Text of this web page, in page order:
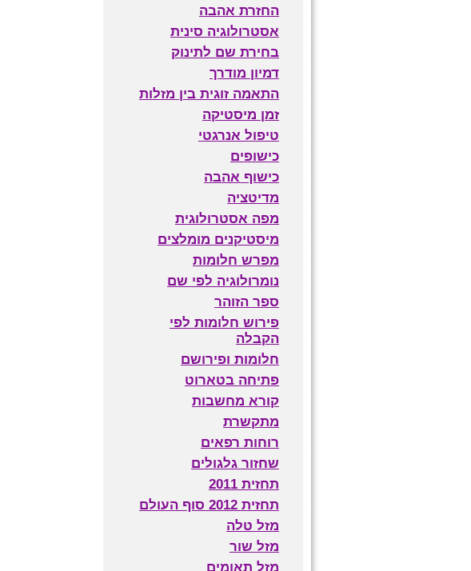
החזרת אהבה
אסטרולוגיה סינית
בחירת שם לתינוק
דמיון מודרך
התאמה זוגית בין מזלות
זמן מיסטיקה
טיפול אנרגטי
כישופים
כישוף אהבה
מדיטציה
מפה אסטרולוגית
מיסטיקנים מומלצים
מפרש חלומות
נומרולוגיה לפי שם
ספר הזוהר
פירוש חלומות לפי
הקבלה
חלומות ופירושם
פתיחה בטארוט
קורא מחשבות
מתקשרת
רוחות רפאים
שחזור גלגולים
תחזית 2011
תחזית 2012 סוף העולם
מזל טלה
מזל שור
מזל תאומים